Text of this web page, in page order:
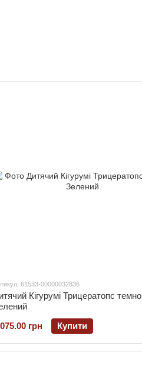
61533-00000032836
Кігурумі Трицератопс темно
грн
Купити